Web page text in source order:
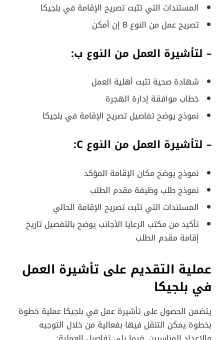
المستندات التي تثبت تصريح الإقامة في بلجيكا
تصريح عمل من النوع B إن أمكن
– لتأشيرة العمل من النوع ب:
شهادة صحية تثبت أهلية العمل
خطاب موافقة إدارة الهجرة
نموذج يوضح تفاصيل تصريح الإقامة في بلجيكا
– لتأشيرة العمل من النوع C:
نموذج يوضح مكان الإقامة المؤكد
نموذج طلب وظيفة مقدم الطلب
المستندات التي تثبت تصريح الإقامة الحالي
تأكيد من مكتب الرعايا الأجانب يوضح بالتفصيل تاريخ
إقامة مقدم الطلب
عملية التقديم على تأشيرة العمل
في بلجيكا
يتضمن الحصول على تأشيرة عمل في بلجيكا عملية خطوة
بخطوة يمكن التنقل فيها بفعالية من خلال التوجيه